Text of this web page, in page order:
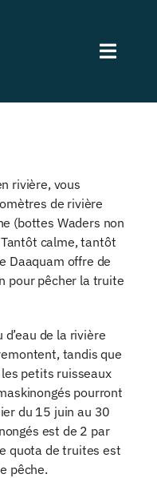
Toggle
rivière, vous
de rivière
(bottes Waders non
calme, tantôt
Daaquam offre de
pour pêcher la truite
de la rivière
tandis que
petits ruisseaux
pourront
du 15 juin au 30
est de 2 par
quota de truites est
pêche.